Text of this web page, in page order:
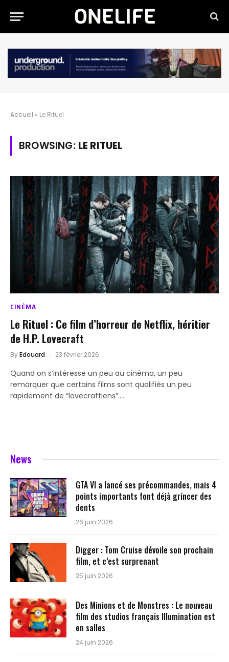
Accueil » Le Rituel
BROWSING: LE RITUEL
CINÉMA
Le Rituel : Ce film d’horreur de Netflix, héritier
de H.P. Lovecraft
ByEdouard 23 février 2026
Quand on s’intéresse un peu au cinéma, un peu
remarquer que certains films sont qualifiés un peu
rapidement de “lovecraftiens”.…
News
GTA VI a lancé ses précommandes, mais 4
points importants font déjà grincer des
dents
26 juin 2026
Digger : Tom Cruise dévoile son prochain
film, et c’est surprenant
25 juin 2026
Des Minions et de Monstres : Le nouveau
film des studios français Illumination est
en salles
24 juin 2026